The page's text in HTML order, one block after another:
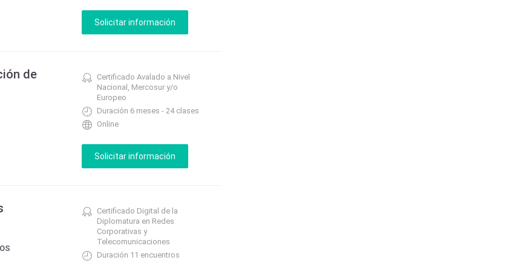
de
Certificado Avalado a Nivel
Nacional, Mercosur y/o
Europeo
Duración 6 meses - 24 clases
Online
Certificado Digital de la
Diplomatura en Redes
Corporativas y
Telecomunicaciones
Duración 11 encuentros